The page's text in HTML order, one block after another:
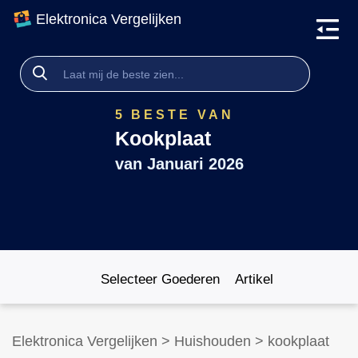
Elektronica Vergelijken
5 BESTE VAN
Kookplaat
van Januari 2026
Selecteer Goederen Artikel
Elektronica Vergelijken > Huishouden > kookplaat